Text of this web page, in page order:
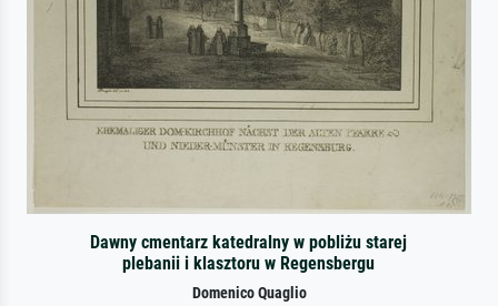
Dawny cmentarz katedralny w pobliżu starej
plebanii i klasztoru w Regensbergu
Domenico Quaglio